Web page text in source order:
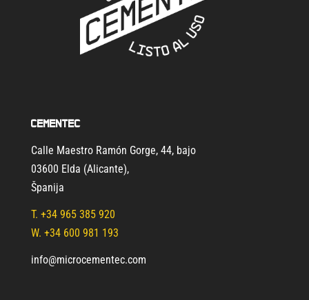
Cementec
Calle Maestro Ramón Gorge, 44, bajo
03600 Elda (Alicante),
Španija
T. +34 965 385 920
W. +34 600 981 193
info@microcementec.com